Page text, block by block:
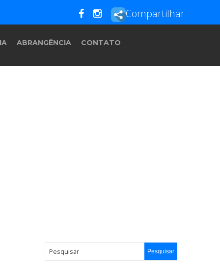
Compartilhar
ABRANGÊNCIA CONTATO